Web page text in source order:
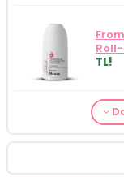
TL!
Alls